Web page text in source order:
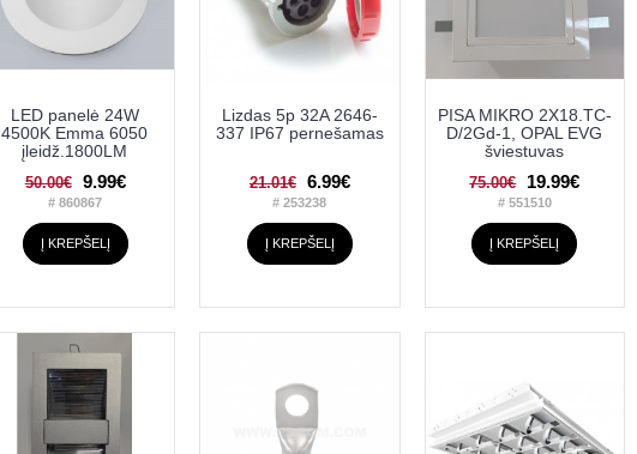
LED panelė 24W
4500K Emma 6050
įleidž.1800LM
50.00€ 9.99€
# 860867
Į KREPŠELĮ
Lizdas 5p 32A 2646-
337 IP67 pernešamas
21.01€ 6.99€
# 253238
Į KREPŠELĮ
PISA MIKRO 2X18.TC-
D/2Gd-1, OPAL EVG
šviestuvas
75.00€ 19.99€
# 551510
Į KREPŠELĮ